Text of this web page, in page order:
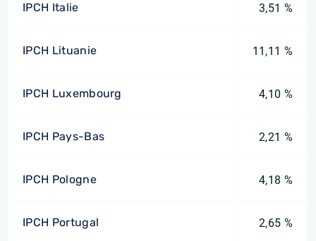
IPCH Italie 3,51 %
IPCH Lituanie 11,11 %
IPCH Luxembourg 4,10 %
IPCH Pays-Bas 2,21 %
IPCH Pologne 4,18 %
IPCH Portugal 2,65 %